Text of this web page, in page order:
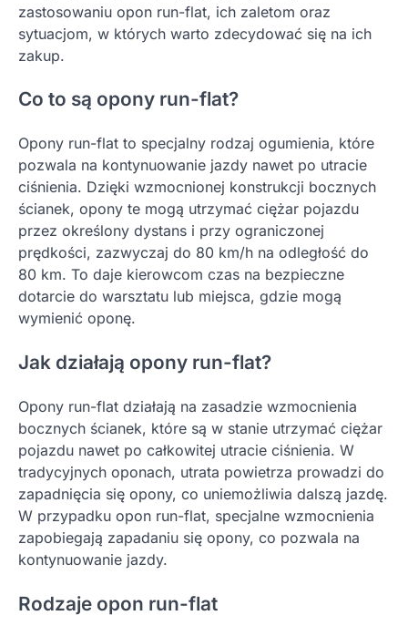
zastosowaniu opon run-flat, ich zaletom oraz
sytuacjom, w których warto zdecydować się na ich
zakup.
Co to są opony run-flat?
Opony run-flat to specjalny rodzaj ogumienia, które
pozwala na kontynuowanie jazdy nawet po utracie
ciśnienia. Dzięki wzmocnionej konstrukcji bocznych
ścianek, opony te mogą utrzymać ciężar pojazdu
przez określony dystans i przy ograniczonej
prędkości, zazwyczaj do 80 km/h na odległość do
80 km. To daje kierowcom czas na bezpieczne
dotarcie do warsztatu lub miejsca, gdzie mogą
wymienić oponę.
Jak działają opony run-flat?
Opony run-flat działają na zasadzie wzmocnienia
bocznych ścianek, które są w stanie utrzymać ciężar
pojazdu nawet po całkowitej utracie ciśnienia. W
tradycyjnych oponach, utrata powietrza prowadzi do
zapadnięcia się opony, co uniemożliwia dalszą jazdę.
W przypadku opon run-flat, specjalne wzmocnienia
zapobiegają zapadaniu się opony, co pozwala na
kontynuowanie jazdy.
Rodzaje opon run-flat